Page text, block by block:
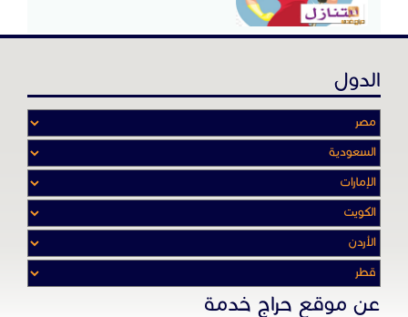
الدول
عن موقع حراج خدمة